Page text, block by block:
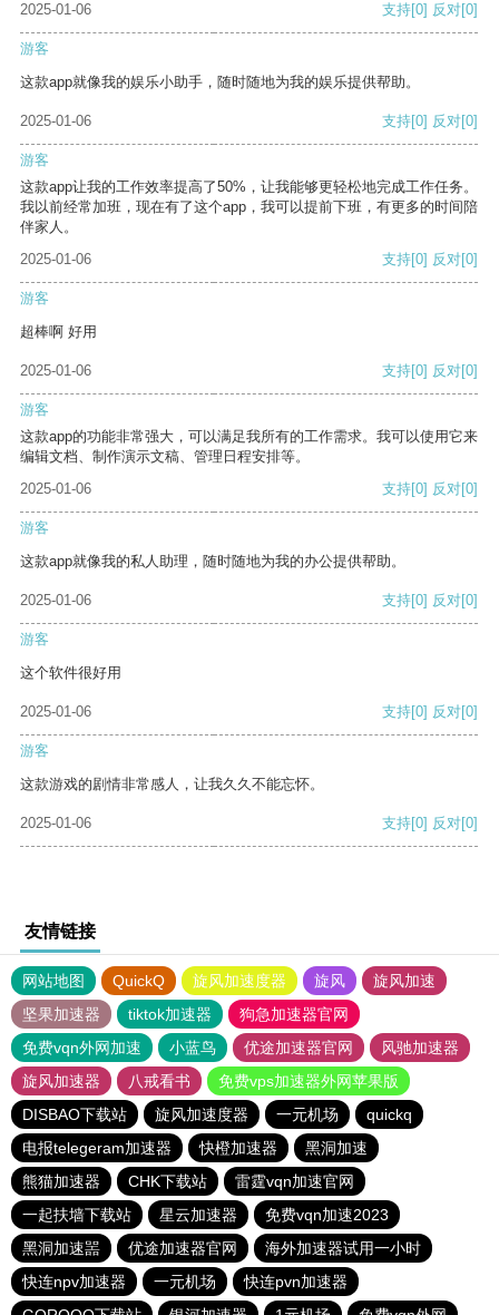
2025-01-06
支持[0] 反对[0]
游客
这款app就像我的娱乐小助手，随时随地为我的娱乐提供帮助。
2025-01-06 支持[0] 反对[0]
游客
这款app让我的工作效率提高了50%，让我能够更轻松地完成工作任务。
我以前经常加班，现在有了这个app，我可以提前下班，有更多的时间陪
伴家人。
2025-01-06
支持[0] 反对[0]
游客
超棒啊 好用
2025-01-06 支持[0] 反对[0]
游客
这款app的功能非常强大，可以满足我所有的工作需求。我可以使用它来
编辑文档、制作演示文稿、管理日程安排等。
2025-01-06
支持[0] 反对[0]
游客
这款app就像我的私人助理，随时随地为我的办公提供帮助。
2025-01-06 支持[0] 反对[0]
游客
这个软件很好用
2025-01-06 支持[0] 反对[0]
游客
这款游戏的剧情非常感人，让我久久不能忘怀。
2025-01-06 支持[0] 反对[0]
友情链接
网站地图 QuickQ 旋风加速度器 旋风
旋风加速
坚果加速器
tiktok加速器
狗急加速器官网
免费vqn外网加速
小蓝鸟 优途加速器官网
风驰加速器
旋风加速器
八戒看书
免费vps加速器外网苹果版
DISBAO下载站
旋风加速度器 一元机场
quickq
电报telegeram加速器
快橙加速器
黑洞加速
熊猫加速器
CHK下载站
雷霆vqn加速官网
一起扶墙下载站
星云加速器
免费vqn加速2023
黑洞加速噐
优途加速器官网
海外加速器试用一小时
快连npv加速器
一元机场
快连pvn加速器